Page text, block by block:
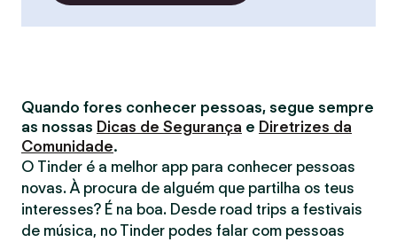
Quando fores conhecer pessoas, segue sempre
as nossas Dicas de Segurança e Diretrizes da
Comunidade.
O Tinder é a melhor app para conhecer pessoas
novas. À procura de alguém que partilha os teus
interesses? É na boa. Desde road trips a festivais
de música, no Tinder podes falar com pessoas